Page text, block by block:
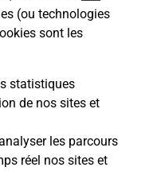
(ou technologies
sont les
statistiques
de nos sites et
les parcours
réel nos sites et
?
t-elle
?